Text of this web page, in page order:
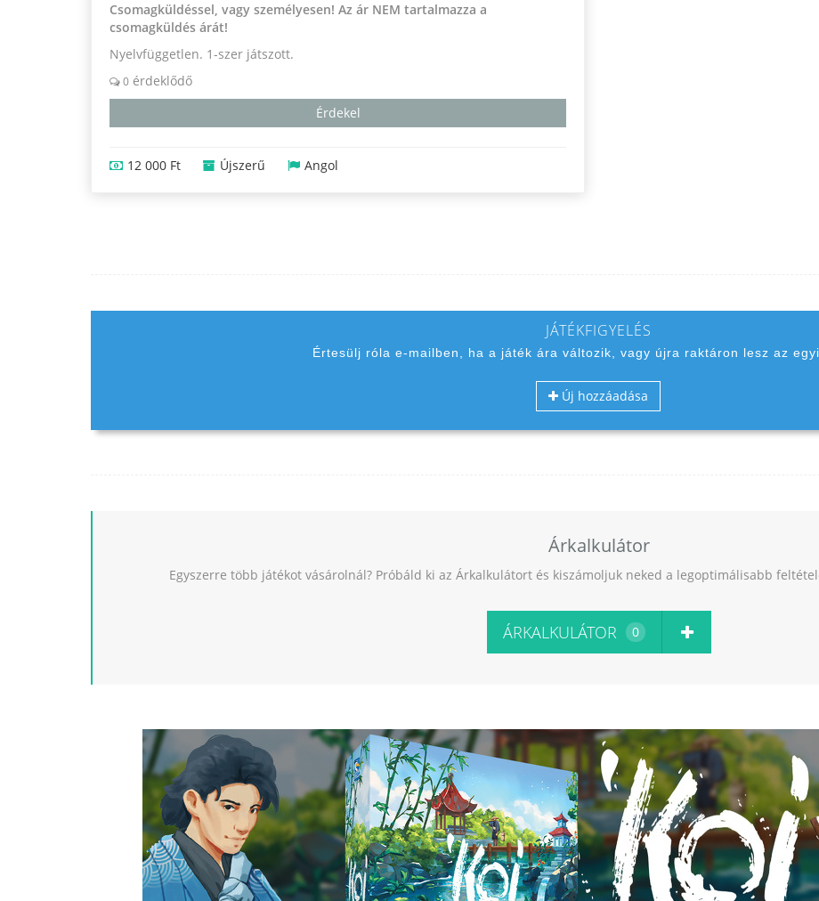
Csomagküldéssel, vagy személyesen! Az ár NEM tartalmazza a
csomagküldés árát!
Nyelvfüggetlen. 1-szer játszott.
0 érdeklődő
Érdekel
12 000 Ft Újszerű Angol
JÁTÉKFIGYELÉS
Értesülj róla e-mailben, ha a játék ára változik, vagy újra raktáron lesz az
Új hozzáadása
Árkalkulátor
Egyszerre több játékot vásárolnál? Próbáld ki az Árkalkulátort és kiszámoljuk neked a legoptimálisabb
ÁRKALKULÁTOR 0